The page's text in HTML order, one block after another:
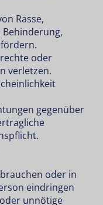
Rasse,
Behinderung,
oder
verletzen.
gegenüber
oder in
eindringen
unnötige